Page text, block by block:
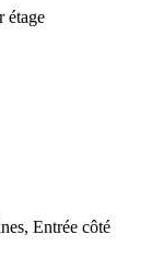
étage
, Entrée côté